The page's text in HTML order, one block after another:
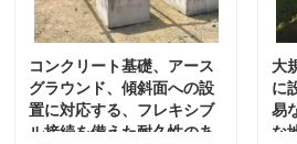
コンクリート基礎、アース
グラウンド、傾斜面への設
置に対応する、フレキシブ
ル接続を備えた耐久性のあ
大
に
易
な